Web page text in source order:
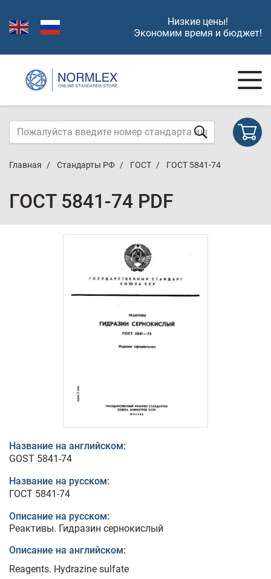
Низкие цены!
Экономим время и бюджет!
Главная Стандарты РФ ГОСТ ГОСТ 5841-74
ГОСТ 5841-74 PDF
Название на английском:
GOST 5841-74
Название на русском:
ГОСТ 5841-74
Описание на русском:
Реактивы. Гидразин сернокислый
Описание на английском:
Reagents. Hydrazine sulfate